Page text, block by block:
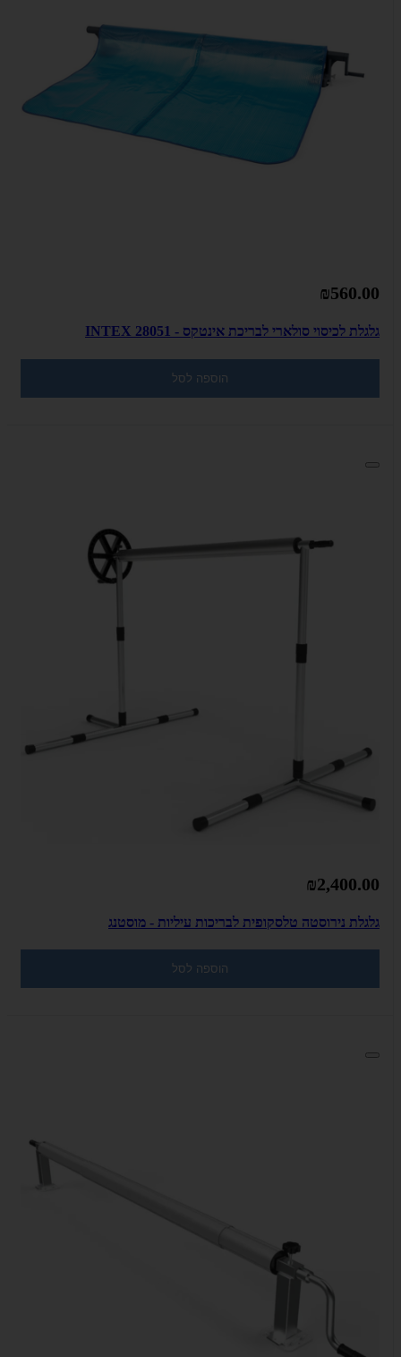
₪560.00
גלגלת לכיסוי סולארי לבריכת אינטקס - INTEX 28051
הוספה לסל
₪2,400.00
גלגלת נירוסטה טלסקופית לבריכות עיליות - מוסטנג
הוספה לסל